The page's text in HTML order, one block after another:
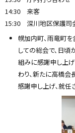
14:30 来客
15:30 深川地区保護司
幌加内町、雨竜町
しての総会で、日
組みに感謝申し上
わり、新たに高橋会
感謝申し上げ、就任